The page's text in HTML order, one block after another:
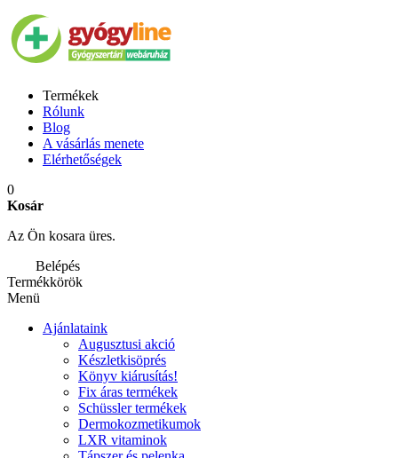
Termékek
Rólunk
Blog
A vásárlás menete
Elérhetőségek
0
Kosár
Az Ön kosara üres.
Belépés
Termékkörök
Menü
Ajánlataink
Augusztusi akció
Készletkisöprés
Könyv kiárusítás!
Fix áras termékek
Schüssler termékek
Dermokozmetikumok
LXR vitaminok